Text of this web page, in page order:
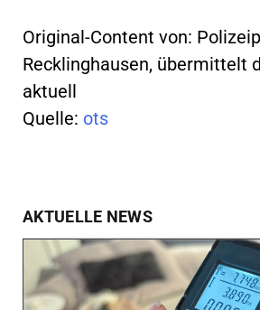
Original-Content von:
Recklinghausen, übermittelt
aktuell
Quelle: ots
AKTUELLE NEWS